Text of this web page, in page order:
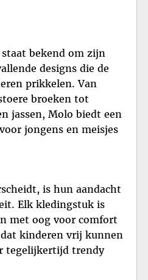
bekend om zijn
designs die de
prikkelen. Van
broeken tot
jassen, Molo biedt een
jongens en meisjes
is hun aandacht
Elk kledingstuk is
met oog voor comfort
kinderen vrij kunnen
tegelijkertijd trendy